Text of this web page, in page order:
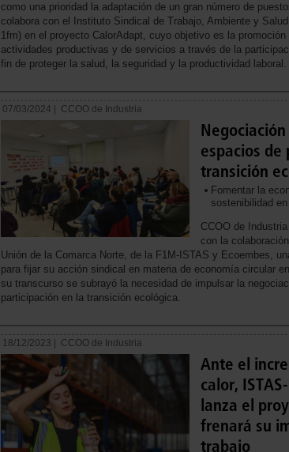
como una prioridad la adaptación de un gran número de
colabora con el Instituto Sindical de Trabajo, Ambiente y
1fm) en el proyecto CalorAdapt, cuyo objetivo es la
actividades productivas y de servicios a través de la
fin de proteger la salud, la seguridad y la productividad laboral.
07/03/2024 | CCOO de Industria
espacios de
transición
Fomentar la
sostenibilidad
CCOO de
con la
Unión de la Comarca Norte, de la F1M-ISTAS y Ecoembes,
para fijar su acción sindical en materia de economía circular
su transcurso se subrayó la necesidad de impulsar la
participación en la transición ecológica.
18/12/2023 | CCOO de Industria
Ante el
calor,
lanza el
frenará su
trabajo